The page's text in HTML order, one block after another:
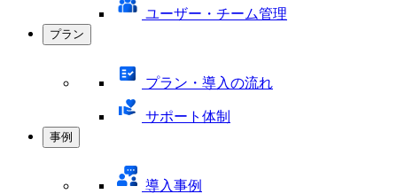
ユーザー・チーム管理
プラン
プラン・導入の流れ
サポート体制
事例
導入事例